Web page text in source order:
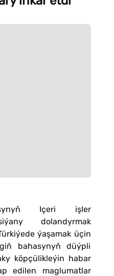
Içeri işler
dolandyrmak
ýaşamak üçin
bahasynyň düýpli
köpçülikleýin habar
edilen maglumatlar